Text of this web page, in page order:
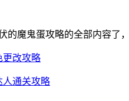
魔鬼蛋攻略的全部内容了
更改攻略
人通关攻略